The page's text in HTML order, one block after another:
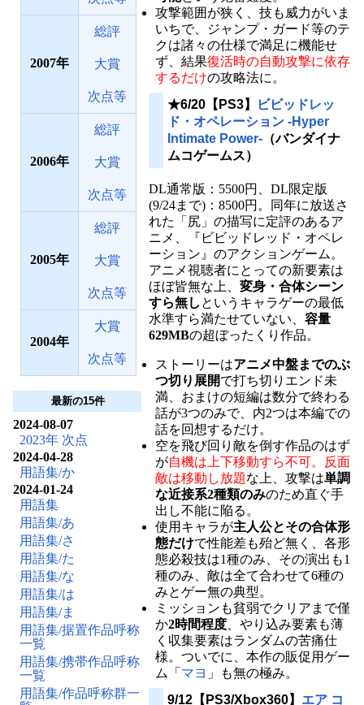
2007
総評
大賞
次点等
2006
総評
大賞
次点等
2005
総評
大賞
次点等
2004
大賞
次点等
最新の15件
2024-08-07
2023年 次点
2024-04-28
用語集/か
2024-01-24
用語集
用語集/あ
用語集/さ
用語集/た
用語集/な
用語集/は
用語集/ま
用語集/据置作品呼称
一覧
用語集/携帯作品呼称
一覧
用語集/作品呼称群一
攻撃範囲が狭く、技も威力がいま
いちで、ジャンプ・ガード等のテ
クは諸々の仕様で満足に機能せ
ず、結果復活時の自動攻撃に依存
するだけの攻略法に。
★6/20【PS3】
ビビッドレッ
ド・オペレーション -Hyper
Intimate Power-（バンダイナ
ムコゲームス）
DL通常版：5500円、DL限定版
(9/24まで)：8500円。同年に放送さ
れた「尻」の描写に定評のあるア
ニメ、『ビビッドレッド・オペレ
ーション』のアクションゲーム。
アニメ視聴者にとっての新要素は
ほぼ皆無な上、 変身・合体シーン
すら無し というキャラゲーの最低
水準すら満たせていない、 容量
629MBの超ぼったくり作品。
ストーリーはアニメ中盤までのぶ
つ切り展開で打ち切りエンド未
満、おまけの短編は数分で終わる
話が3つのみで、内2つは本編での
話を回想するだけ。
空を飛び回り敵を倒す作品のはず
が自機は上下移動すら不可。反面
敵は移動し放題な上、攻撃は単調
な近接系2種類のみのため直ぐ手
出し不能に陥る。
使用キャラが主人公とその合体形
態だけで性能差も殆ど無く、各形
態必殺技は1種のみ、その演出も1
種のみ、敵は全て合わせて6種の
みとゲー無の典型。
ミッションも貧弱でクリアまで僅
か2時間程度 、やり込み要素も薄
く収集要素はランダムの苦痛仕
様。ついでに、本作の販促用ゲー
ム「 マヨ 」も無の極み。
9/12【PS3/Xbox360】 エア コ